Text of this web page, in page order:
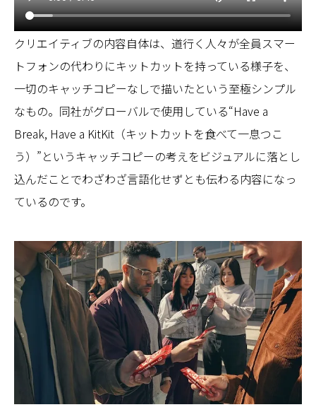
クリエイティブの内容自体は、道行く人々が全員スマー
トフォンの代わりにキットカットを持っている様子を、
一切のキャッチコピーなしで描いたという至極シンプル
なもの。同社がグローバルで使用している“Have a
Break, Have a KitKit（キットカットを食べて一息つこ
う）”というキャッチコピーの考えをビジュアルに落とし
込んだことでわざわざ言語化せずとも伝わる内容になっ
ているのです。